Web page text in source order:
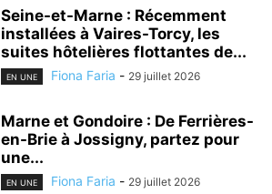
Seine-et-Marne : Récemment
installées à Vaires-Torcy, les
suites hôtelières flottantes de...
EN UNE Fiona Faria - 29 juillet 2026
Marne et Gondoire : De Ferrières-
en-Brie à Jossigny, partez pour
une...
EN UNE Fiona Faria - 29 juillet 2026